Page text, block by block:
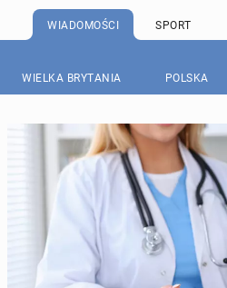
WIADOMOŚCI SPORT
WIELKA BRYTANIA POLSKA